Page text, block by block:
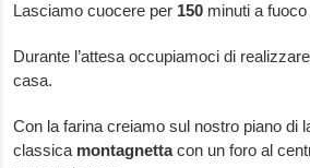
Lasciamo cuocere per 150 minuti a
Durante l’attesa occupiamoci di
casa.
Con la farina creiamo sul nostro piano di
classica montagnettacon un foro al